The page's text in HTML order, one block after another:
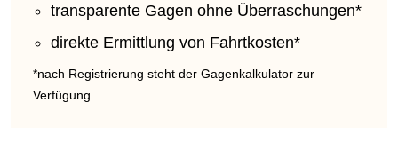
transparente Gagen ohne Überraschungen*
direkte Ermittlung von Fahrtkosten*
*nach Registrierung steht der Gagenkalkulator zur
Verfügung